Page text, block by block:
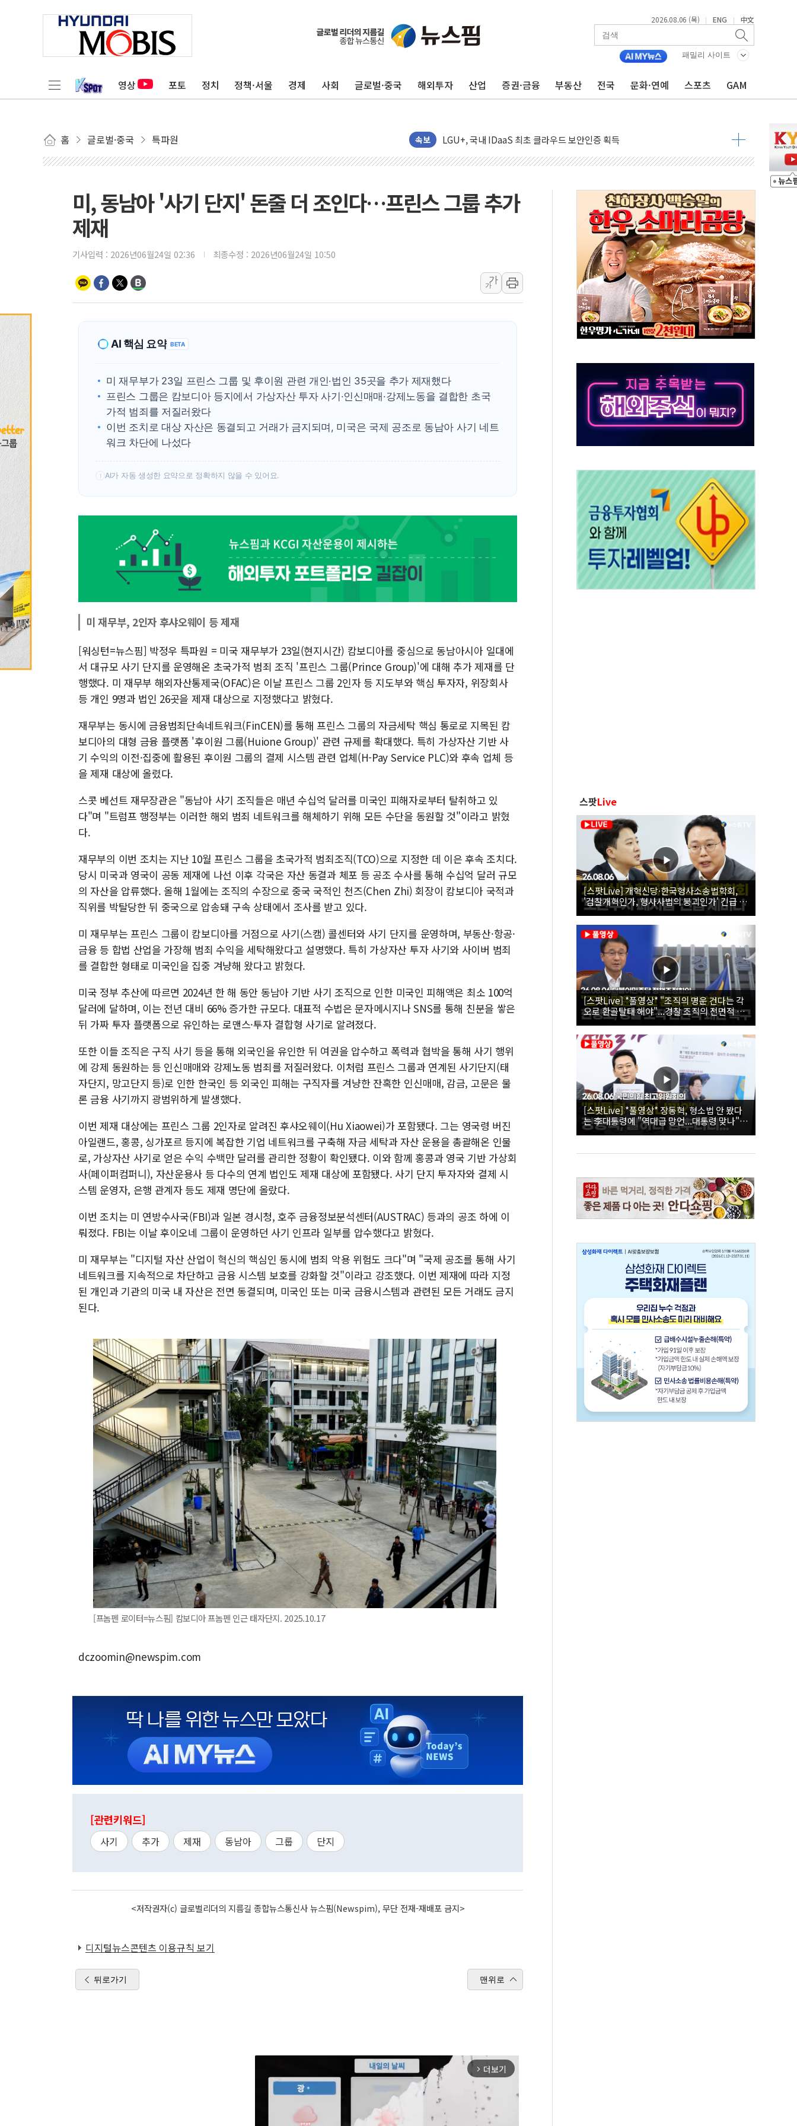
2026.08.06 (목) | ENG | 中文
패밀리 사이트
영상 포토 정치 정책·서울 경제 사회 글로벌·중국 해외투자 산업 증권·금융 부동산 전국 문화·연예 스포츠 GAM
홈 글로벌·중국 특파원 속보
더본코리아 홍콩반점, '부산 돼지국밥짬뽕' 2주간 전국 한시 판매
환율 100원 빠지면 현대차 영업익 2.2조 증발...하반기 '환율 역풍' 우려
국내 최대 400MW 규모 해남 태양광발전 '첫삽'…남동발전, 재생에너지 '앞장'
경찰, '홍명보 감독 선임 의혹' 축구협회 압수수색
삼성전자, FMS 2026서 차세대 AI 메모리 기술력 과시
LX하우시스 "역대급 폭염에 고단열 인테리어 관심 급증"
일 안 하고 '초과근무 수당' 챙긴 경찰관 2명 송치
토마토시스템 조길주·이강찬 대표, 자사주 매수
[특징주] 고려아연, 상반기 최대 실적에 13%대 급등
한·체코 항공편 주10회로 확대…신규 항공사 진입길 열려
SBI저축은행, 최고 연 7.7% '생활파킹통장' 출시
美중간선거 '색깔론' 덧씌우는 트럼프...당내선 "안 먹힌다" 균열
가온전선, 싱가포르 도시철도 전력망 구축 계약
정점식, '부산 돌려차기' 부적절 발언 논란 사과…"재발 방지 모든 조치"
[특징주] 美 반도체 약세에 S7 모두 '파란불'
정점식 "경찰, 민중 아닌 권력 지팡이 자처…보완수사권 폐지해도 되나"
미, 동남아 '사기 단지' 돈줄 더 조인다…프린스 그룹 추가
제재
기사입력 : 2026년06월24일 02:36 최종수정 : 2026년06월24일 10:50
가
가
AI 핵심 요약 BETA
미 재무부가 23일 프린스 그룹 및 후이원 관련 개인·법인 35곳을 추가 제재했다
프린스 그룹은 캄보디아 등지에서 가상자산 투자 사기·인신매매·강제노동을 결합한 초국
가적 범죄를 저질러왔다
이번 조치로 대상 자산은 동결되고 거래가 금지되며, 미국은 국제 공조로 동남아 사기 네트
워크 차단에 나섰다
! AI가 자동 생성한 요약으로 정확하지 않을 수 있어요.
미 재무부, 2인자 후샤오웨이 등 제재
[워싱턴=뉴스핌] 박정우 특파원 = 미국 재무부가 23일(현지시간) 캄보디아를 중심으로 동남아시아 일대에
서 대규모 사기 단지를 운영해온 초국가적 범죄 조직 '프린스 그룹(Prince Group)'에 대해 추가 제재를 단
행했다. 미 재무부 해외자산통제국(OFAC)은 이날 프린스 그룹 2인자 등 지도부와 핵심 투자자, 위장회사
등 개인 9명과 법인 26곳을 제재 대상으로 지정했다고 밝혔다.
재무부는 동시에 금융범죄단속네트워크(FinCEN)를 통해 프린스 그룹의 자금세탁 핵심 통로로 지목된 캄
보디아의 대형 금융 플랫폼 '후이원 그룹(Huione Group)' 관련 규제를 확대했다. 특히 가상자산 기반 사
기 수익의 이전·집중에 활용된 후이원 그룹의 결제 시스템 관련 업체(H-Pay Service PLC)와 후속 업체 등
을 제재 대상에 올렸다.
스콧 베선트 재무장관은 "동남아 사기 조직들은 매년 수십억 달러를 미국인 피해자로부터 탈취하고 있
다"며 "트럼프 행정부는 이러한 해외 범죄 네트워크를 해체하기 위해 모든 수단을 동원할 것"이라고 밝혔
다.
재무부의 이번 조치는 지난 10월 프린스 그룹을 초국가적 범죄조직(TCO)으로 지정한 데 이은 후속 조치다.
당시 미국과 영국이 공동 제재에 나선 이후 각국은 자산 동결과 체포 등 공조 수사를 통해 수십억 달러 규모
의 자산을 압류했다. 올해 1월에는 조직의 수장으로 중국 국적인 천즈(Chen Zhi) 회장이 캄보디아 국적과
직위를 박탈당한 뒤 중국으로 압송돼 구속 상태에서 조사를 받고 있다.
미 재무부는 프린스 그룹이 캄보디아를 거점으로 사기(스캠) 콜센터와 사기 단지를 운영하며, 부동산·항공·
금융 등 합법 산업을 가장해 범죄 수익을 세탁해왔다고 설명했다. 특히 가상자산 투자 사기와 사이버 범죄
를 결합한 형태로 미국인을 집중 겨냥해 왔다고 밝혔다.
미국 정부 추산에 따르면 2024년 한 해 동안 동남아 기반 사기 조직으로 인한 미국인 피해액은 최소 100억
달러에 달하며, 이는 전년 대비 66% 증가한 규모다. 대표적 수법은 문자메시지나 SNS를 통해 친분을 쌓은
뒤 가짜 투자 플랫폼으로 유인하는 로맨스·투자 결합형 사기로 알려졌다.
또한 이들 조직은 구직 사기 등을 통해 외국인을 유인한 뒤 여권을 압수하고 폭력과 협박을 통해 사기 행위
에 강제 동원하는 등 인신매매와 강제노동 범죄를 저질러왔다. 이처럼 프린스 그룹과 연계된 사기단지(태
자단지, 망고단지 등)로 인한 한국인 등 외국인 피해는 구직자를 겨냥한 잔혹한 인신매매, 감금, 고문은 물
론 금융 사기까지 광범위하게 발생했다.
이번 제재 대상에는 프린스 그룹 2인자로 알려진 후샤오웨이(Hu Xiaowei)가 포함됐다. 그는 영국령 버진
아일랜드, 홍콩, 싱가포르 등지에 복잡한 기업 네트워크를 구축해 자금 세탁과 자산 운용을 총괄해온 인물
로, 가상자산 사기로 얻은 수익 수백만 달러를 관리한 정황이 확인됐다. 이와 함께 홍콩과 영국 기반 가상회
사(페이퍼컴퍼니), 자산운용사 등 다수의 연계 법인도 제재 대상에 포함됐다. 사기 단지 투자자와 결제 시
스템 운영자, 은행 관계자 등도 제재 명단에 올랐다.
이번 조치는 미 연방수사국(FBI)과 일본 경시청, 호주 금융정보분석센터(AUSTRAC) 등과의 공조 하에 이
뤄졌다. FBI는 이날 후이오네 그룹이 운영하던 사기 인프라 일부를 압수했다고 밝혔다.
미 재무부는 "디지털 자산 산업이 혁신의 핵심인 동시에 범죄 악용 위험도 크다"며 "국제 공조를 통해 사기
네트워크를 지속적으로 차단하고 금융 시스템 보호를 강화할 것"이라고 강조했다. 이번 제재에 따라 지정
된 개인과 기관의 미국 내 자산은 전면 동결되며, 미국인 또는 미국 금융시스템과 관련된 모든 거래도 금지
된다.
[프놈펜 로이터=뉴스핌] 캄보디아 프놈펜 인근 태자단지. 2025.10.17
dczoomin@newspim.com
[관련키워드]
사기 추가 제재 동남아 그룹 단지
<저작권자(c) 글로벌리더의 지름길 종합뉴스통신사 뉴스핌(Newspim), 무단 전재-재배포 금지>
디지털뉴스콘텐츠 이용규칙 보기
뒤로가기 맨위로
arrow_forward_ios 더보기
스팟Live
[스팟Live] 개혁신당·한국형사소송법학회,
'검찰개혁인가, 형사사법의 붕괴인가' 긴급 세
미나｜26.08.06
[스팟Live] *풀영상* "조직의 명운 건다는 각
오로 환골탈태 해야"...경찰 조직의 전면적 쇄
신 촉구한 한병도 | 26.08.06 더불어민주당 정
책조정회의
[스팟Live] *풀영상* 장동혁, 형소법 안 봤다
는 李대통령에 "역대급 망언...대통령 맞나"｜
26.08.06 국민의힘 최고위원회의